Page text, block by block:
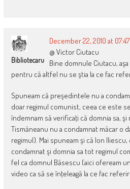
Bibliotecaru
December 22, 2010 at 07:47
@ Victor Ciutacu
Bine domnule Ciutacu,
pentru că altfel nu se ştia la ce fac
Spuneam că preşedintele nu a
doar regimul comunist, ceea ce este
îndemnam să verificaţi că domnia sa,
Tismăneanu nu a condamnat măcar o
regimul). Mai spuneam şi că Ion
condamnat şi domnia sa tot regimul
fel ca domnul Băsescu (aici ofeream
video ca să se înţeleagă la ce fac